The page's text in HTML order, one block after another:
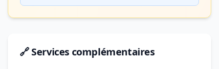
🔗 Services complémentaires